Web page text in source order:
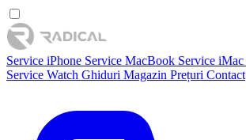
Service iPhone Service MacBook Service iMac
Service Watch Ghiduri Magazin Prețuri Contact